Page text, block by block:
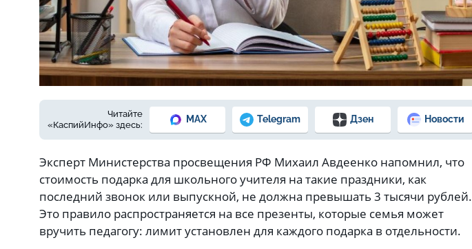
Фото © freepik.com
Читайте
«КаспийИнфо» здесь:
MAX Telegram Дзен Новости
Эксперт Министерства просвещения РФ Михаил Авдеенко напомнил, что
стоимость подарка для школьного учителя на такие праздники, как
последний звонок или выпускной, не должна превышать 3 тысячи рублей.
Это правило распространяется на все презенты, которые семья может
вручить педагогу: лимит установлен для каждого подарка в отдельности.